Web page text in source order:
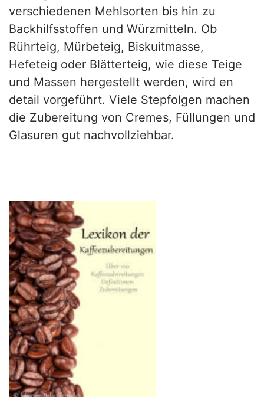
verschiedenen Mehlsorten bis hin zu
Backhilfsstoffen und Würzmitteln. Ob
Rührteig, Mürbeteig, Biskuitmasse,
Hefeteig oder Blätterteig, wie diese Teige
und Massen hergestellt werden, wird en
detail vorgeführt. Viele Stepfolgen machen
die Zubereitung von Cremes, Füllungen und
Glasuren gut nachvollziehbar.